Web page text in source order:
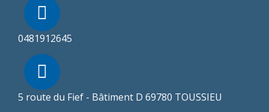
0481912645
5 route du Fief - Bâtiment D 69780 TOUSSIEU